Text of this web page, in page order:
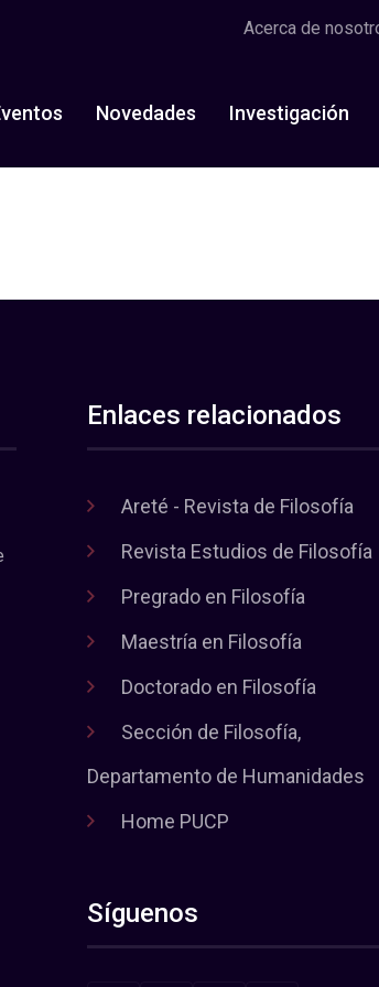
Acerca de
Novedades Investigación
Enlaces relacionados
Areté - Revista de Filosofía
Revista Estudios de Filosofía
Pregrado en Filosofía
Maestría en Filosofía
Doctorado en Filosofía
Sección de Filosofía,
Departamento de Humanidades
Home PUCP
Síguenos